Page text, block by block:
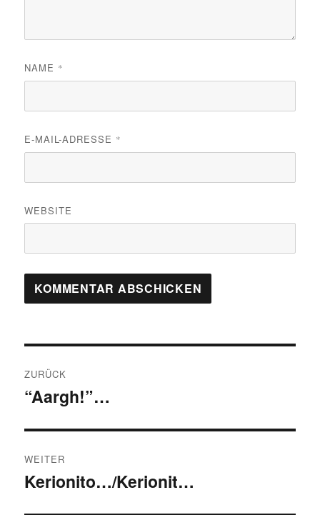
NAME *
E-MAIL-ADRESSE *
WEBSITE
ZURÜCK
Vorheriger
“Aargh!”…
WEITER
Nächster
Kerionito…/Kerionit…